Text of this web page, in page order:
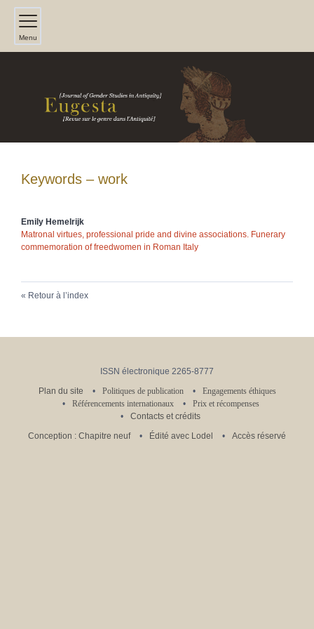
Menu
Keywords – work
Emily Hemelrijk
Matronal virtues, professional pride and divine associations. Funerary
commemoration of freedwomen in Roman Italy
Retour à l’index
ISSN électronique 2265-8777
Plan du site
Politiques de publication
Engagements éthiques
Référencements internationaux
Prix et récompenses
Contacts et crédits
Conception : Chapitre neuf
Édité avec Lodel Accès réservé